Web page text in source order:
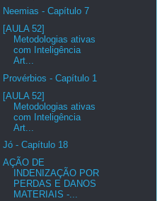
Neemias - Capítulo 7
[AULA 52]
Metodologias ativas
com Inteligência
Art...
Provérbios - Capítulo 1
[AULA 52]
Metodologias ativas
com Inteligência
Art...
Jó - Capítulo 18
AÇÃO DE
INDENIZAÇÃO POR
PERDAS E DANOS
MATERIAIS -...